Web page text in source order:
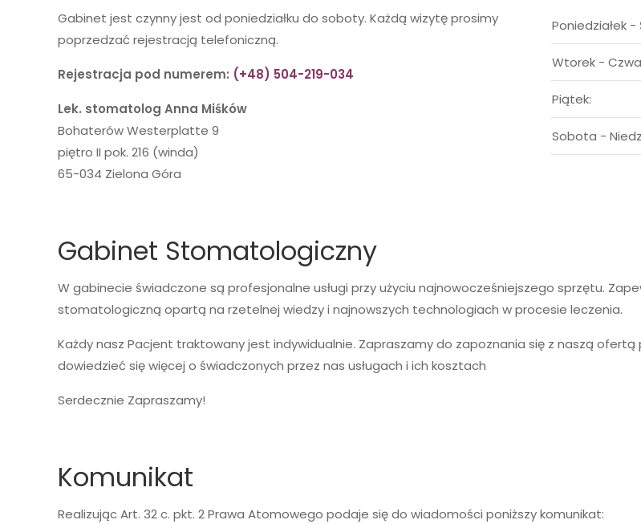
Gabinet jest czynny jest od poniedziałku do soboty. Każdą wizytę prosimy
poprzedzać rejestracją telefoniczną.
Rejestracja pod numerem: (+48) 504-219-034
Lek. stomatolog Anna Miśków
Bohaterów Westerplatte 9
piętro II pok. 216 (winda)
65-034 Zielona Góra
Poniedziałek -
Wtorek -
Piątek:
Sobota -
Gabinet Stomatologiczny
W gabinecie świadczone są profesjonalne usługi przy użyciu najnowocześniejszego sprzętu.
stomatologiczną opartą na rzetelnej wiedzy i najnowszych technologiach w procesie leczenia.
Każdy nasz Pacjent traktowany jest indywidualnie. Zapraszamy do zapoznania się z naszą
dowiedzieć się więcej o świadczonych przez nas usługach i ich kosztach
Serdecznie Zapraszamy!
Komunikat
Realizując Art. 32 c. pkt. 2 Prawa Atomowego podaje się do wiadomości poniższy komunikat: